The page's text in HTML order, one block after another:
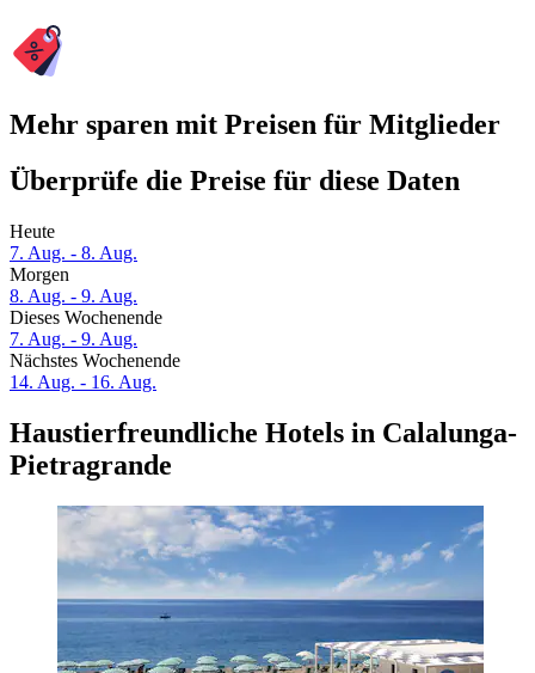
Mehr sparen mit Preisen für Mitglieder
Überprüfe die Preise für diese Daten
Heute
7. Aug. - 8. Aug.
Morgen
8. Aug. - 9. Aug.
Dieses Wochenende
7. Aug. - 9. Aug.
Nächstes Wochenende
14. Aug. - 16. Aug.
Haustierfreundliche Hotels in Calalunga-
Pietragrande